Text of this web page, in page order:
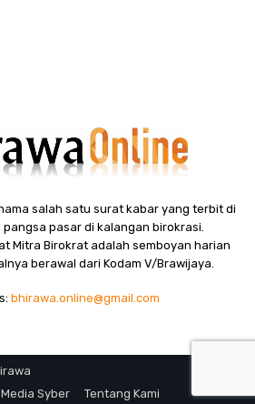
salah satu surat kabar yang terbit di
pasar di kalangan birokrasi.
Mitra Birokrat adalah semboyan harian
berawal dari Kodam V/Brawijaya.
bhirawa.online@gmail.com
Syber
Tentang Kami